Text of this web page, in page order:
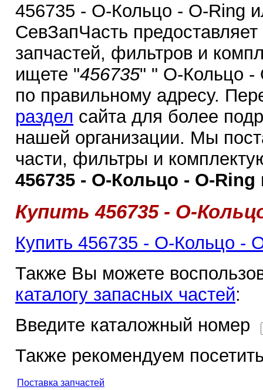
456735 - О-Кольцо - O-Ring
СевЗапЧасть
запчастей, фильтров и
ищете "456735" " О-Кольцо -
по правильному адресу.
раздел сайта для более
нашей организации. Мы
части, фильтры и
456735 - О-Кольцо - O-Ring
Купить 456735 - О-
Купить 456735 - О-Кольцо -
Также Вы можете
каталогу запасных частей:
Введите каталожный номер
Также рекомендуем
Поставка запчастей